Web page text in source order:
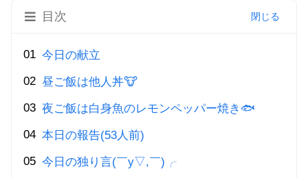
目次
今日の献立
昼ご飯は他人丼🐮
夜ご飯は白身魚のレモンペッパー焼き🐟
本日の報告(53人前)
今日の独り言(￣y▽,￣)╭